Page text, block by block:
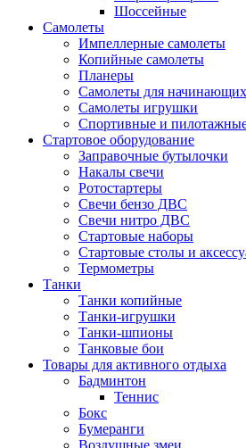
Шоссейные
Самолеты
Импеллерные самолеты
Копийные самолеты
Планеры
Самолеты для начинающих
Самолеты игрушки
Спортивные и
Стартовое оборудование
Заправочные бутылочки
Накалы свечи
Ротостартеры
Свечи бензо ДВС
Свечи нитро ДВС
Стартовые наборы
Стартовые столы и
Термометры
Танки
Танки копийные
Танки-игрушки
Танки-шпионы
Танковые бои
Товары для активного отдыха
Бадминтон
Теннис
Бокс
Бумеранги
Воздушные змеи